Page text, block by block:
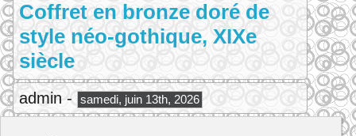
Coffret en bronze doré de
style néo-gothique, XIXe
siècle
admin - samedi, juin 13th, 2026